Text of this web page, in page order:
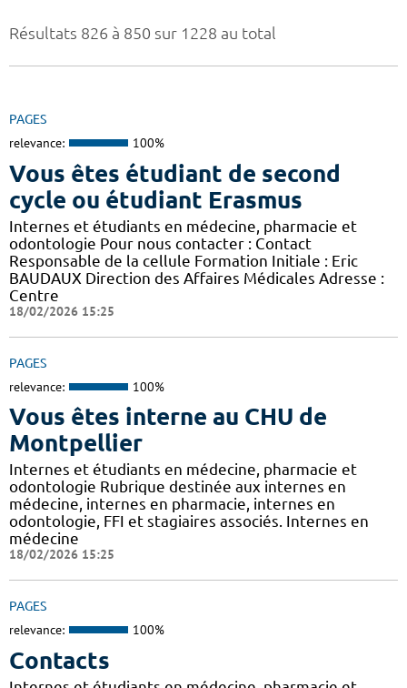
Résultats 826 à 850 sur 1228 au total
PAGES
relevance: 100%
Vous êtes étudiant de second
cycle ou étudiant Erasmus
Internes et étudiants en médecine, pharmacie et
odontologie Pour nous contacter : Contact
Responsable de la cellule Formation Initiale : Eric
BAUDAUX Direction des Affaires Médicales Adresse :
Centre
18/02/2026 15:25
PAGES
relevance: 100%
Vous êtes interne au CHU de
Montpellier
Internes et étudiants en médecine, pharmacie et
odontologie Rubrique destinée aux internes en
médecine, internes en pharmacie, internes en
odontologie, FFI et stagiaires associés. Internes en
médecine
18/02/2026 15:25
PAGES
relevance: 100%
Contacts